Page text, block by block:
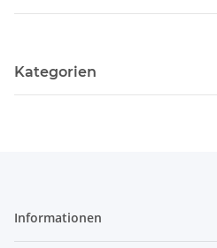
Kategorien
Informationen